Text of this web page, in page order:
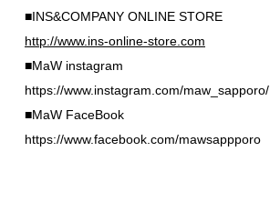
■INS&COMPANY ONLINE STORE
http://www.ins-online-store.com
■MaW instagram
https://www.instagram.com/maw_sapporo/
■MaW FaceBook
https://www.facebook.com/mawsappporo